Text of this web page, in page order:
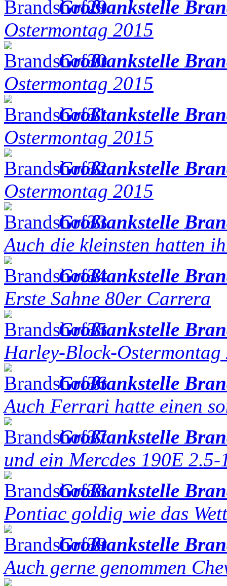
Großtankstelle
Ostermontag 2015
Großtankstelle
Ostermontag 2015
Großtankstelle
Ostermontag 2015
Großtankstelle
Ostermontag 2015
Großtankstelle
Auch die kleinsten hatten
Großtankstelle
Erste Sahne 80er Carrera
Großtankstelle
Harley-Block-Ostermontag
Großtankstelle
Auch Ferrari hatte einen
Großtankstelle
und ein Mercdes 190E 2.5-
Großtankstelle
Pontiac goldig wie das
Großtankstelle
Auch gerne genommen